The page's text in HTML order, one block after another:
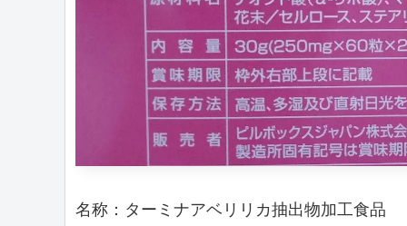
名称：ターミナアベリリカ抽出物加工食品